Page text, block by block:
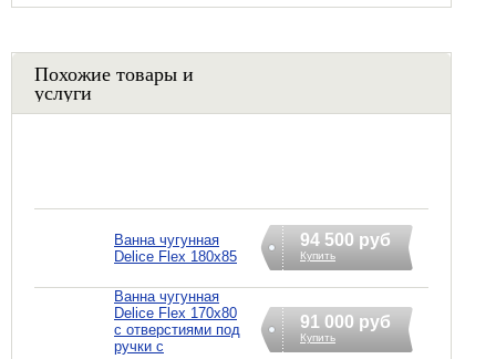
Похожие товары и
услуги
Ванна чугунная
Delice Flex 180x85
94 500 руб
Купить
Ванна чугунная
Delice Flex 170x80
с отверстиями под
ручки с
91 000 руб
Купить